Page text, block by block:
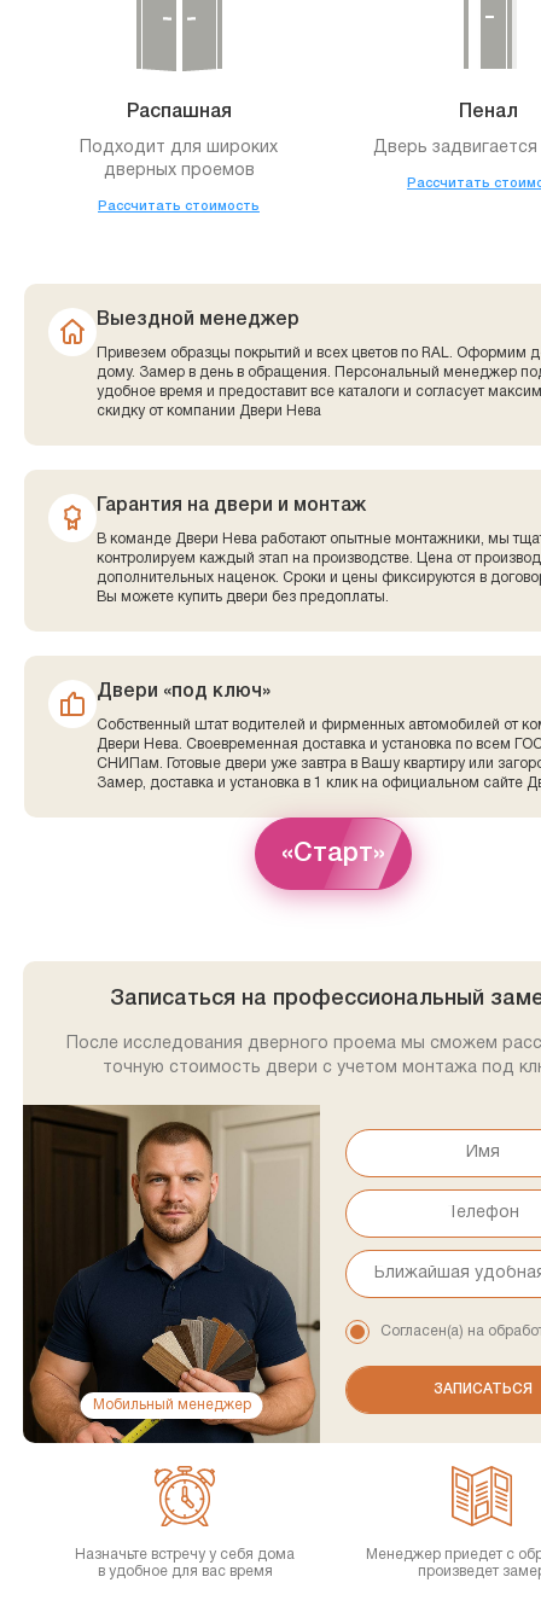
Распашная
Подходит для широких
дверных проемов
Рассчитать стоимость
Пенал
Дверь задвигается
Рассчитать
Выездной менеджер
Привезем образцы покрытий и всех цветов по RAL. Оформим
дому. Замер в день в обращения. Персональный менеджер
удобное время и предоставит все каталоги и согласует
скидку от компании Двери Нева
Гарантия на двери и монтаж
В команде Двери Нева работают опытные монтажники, мы
контролируем каждый этап на производстве. Цена от
дополнительных наценок. Сроки и цены фиксируются в
Вы можете купить двери без предоплаты.
Двери «под ключ»
Собственный штат водителей и фирменных автомобилей от
Двери Нева. Своевременная доставка и установка по всем
СНИПам. Готовые двери уже завтра в Вашу квартиру или
Замер, доставка и установка в 1 клик на официальном сайте
«Старт»
Записаться на профессиональный
После исследования дверного проема мы сможем
точную стоимость двери с учетом монтажа под
Мобильный менеджер
Согласен(а) на
Назначьте встречу у себя дома
в удобное для вас время
Менеджер приедет с
произведет